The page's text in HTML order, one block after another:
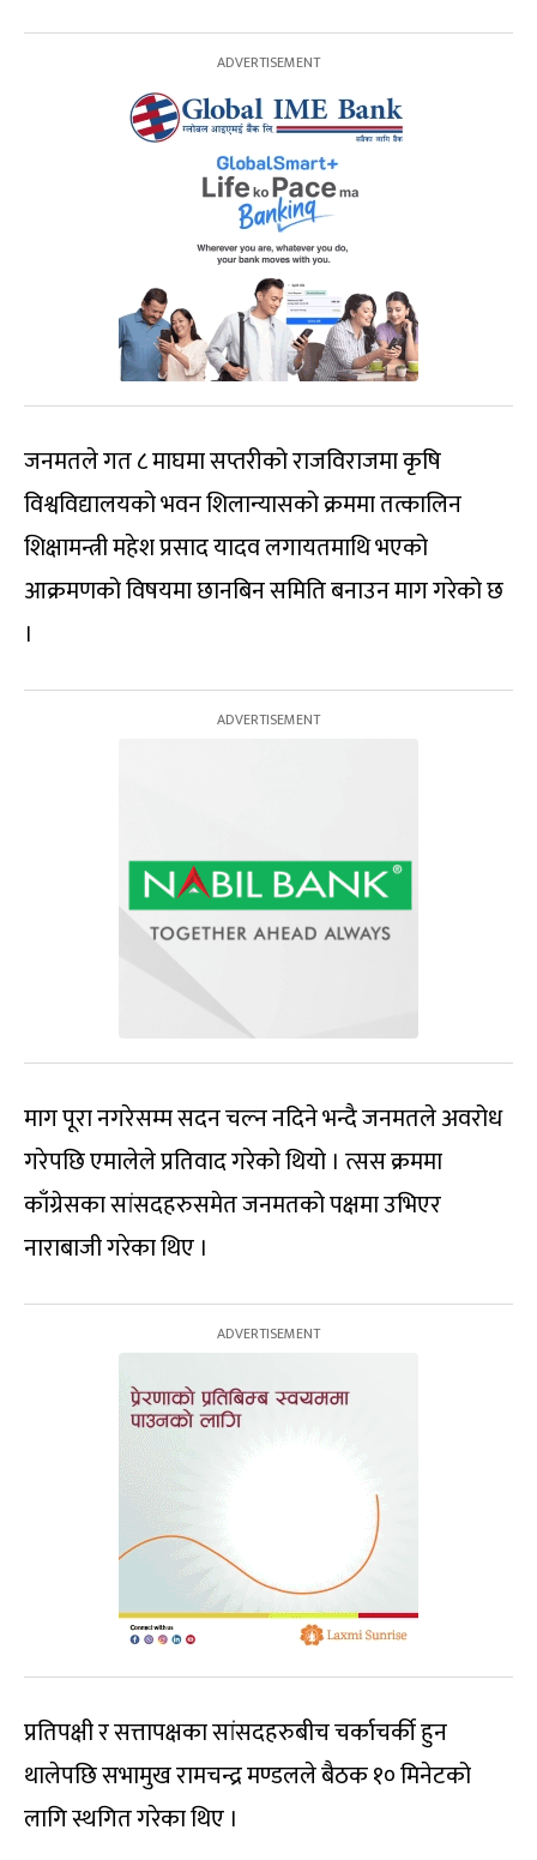
जनमतले गत ८ माघमा सप्तरीको राजविराजमा कृषि
विश्वविद्यालयको भवन शिलान्यासको क्रममा तत्कालिन
शिक्षामन्त्री महेश प्रसाद यादव लगायतमाथि भएको
आक्रमणको विषयमा छानबिन समिति बनाउन माग गरेको छ
।
माग पूरा नगरेसम्म सदन चल्न नदिने भन्दै जनमतले अवरोध
गरेपछि एमालेले प्रतिवाद गरेको थियो । त्सस क्रममा
काँग्रेसका सांसदहरुसमेत जनमतको पक्षमा उभिएर
नाराबाजी गरेका थिए ।
प्रतिपक्षी र सत्तापक्षका सांसदहरुबीच चर्काचर्की हुन
थालेपछि सभामुख रामचन्द्र मण्डलले बैठक १० मिनेटको
लागि स्थगित गरेका थिए ।